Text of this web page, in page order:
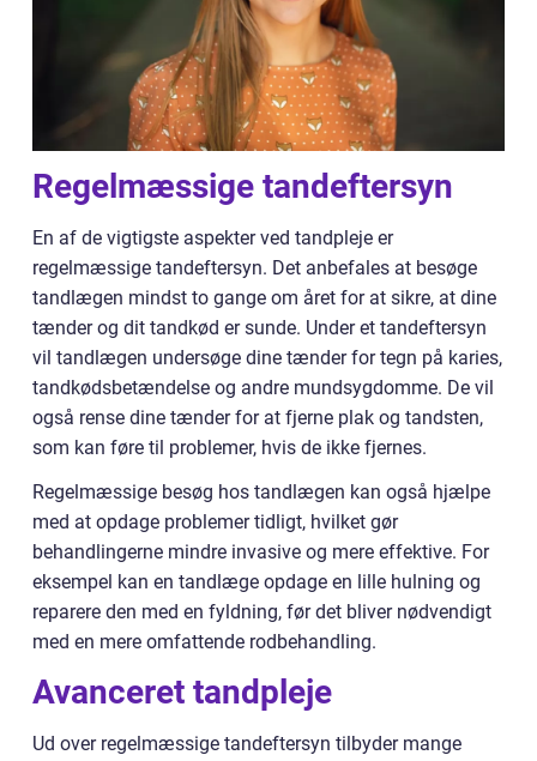
Regelmæssige tandeftersyn
En af de vigtigste aspekter ved tandpleje er
regelmæssige tandeftersyn. Det anbefales at besøge
tandlægen mindst to gange om året for at sikre, at dine
tænder og dit tandkød er sunde. Under et tandeftersyn
vil tandlægen undersøge dine tænder for tegn på karies,
tandkødsbetændelse og andre mundsygdomme. De vil
også rense dine tænder for at fjerne plak og tandsten,
som kan føre til problemer, hvis de ikke fjernes.
Regelmæssige besøg hos tandlægen kan også hjælpe
med at opdage problemer tidligt, hvilket gør
behandlingerne mindre invasive og mere effektive. For
eksempel kan en tandlæge opdage en lille hulning og
reparere den med en fyldning, før det bliver nødvendigt
med en mere omfattende rodbehandling.
Avanceret tandpleje
Ud over regelmæssige tandeftersyn tilbyder mange